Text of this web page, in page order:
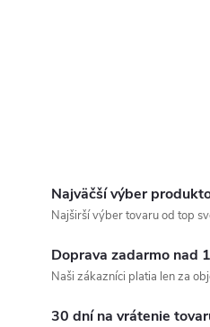
Najväčší výber
Najširší výber tovaru od top
Doprava zadarmo nad
Naši zákazníci platia len za
30 dní na vrátenie